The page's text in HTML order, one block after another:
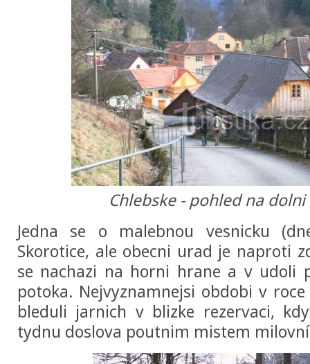
Chlebske - pohled na
Jedna se o malebnou vesnicku
Skorotice, ale obecni urad je naproti
se nachazi na horni hrane a v udoli
potoka. Nejvyznamnejsi obdobi v
bleduli jarnich v blizke rezervaci,
tydnu doslova poutnim mistem